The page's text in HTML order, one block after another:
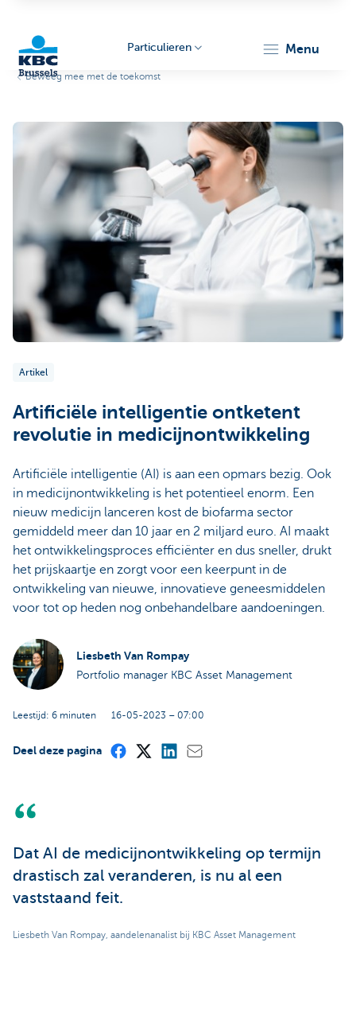
Brussels
Particulieren menu
Beweeg mee met de toekomst
Artikel
Artificiële intelligentie ontketent
revolutie in medicijnontwikkeling
Artificiële intelligentie (AI) is aan een opmars bezig. Ook
in medicijnontwikkeling is het potentieel enorm. Een
nieuw medicijn lanceren kost de biofarma sector
gemiddeld meer dan 10 jaar en 2 miljard euro. AI maakt
het ontwikkelingsproces efficiënter en dus sneller, drukt
het prijskaartje en zorgt voor een keerpunt in de
ontwikkeling van nieuwe, innovatieve geneesmiddelen
voor tot op heden nog onbehandelbare aandoeningen.
Liesbeth Van Rompay
Portfolio manager KBC Asset Management
Leestijd: 6 minuten 16-05-2023 – 07:00
Deel deze pagina
Dat AI de medicijnontwikkeling op termijn
drastisch zal veranderen, is nu al een
vaststaand feit.
Liesbeth Van Rompay, aandelenanalist bij KBC Asset Management